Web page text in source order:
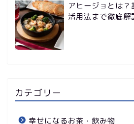
アヒージョとは
活用法まで徹底解
カテゴリー
幸せになるお茶・飲み物